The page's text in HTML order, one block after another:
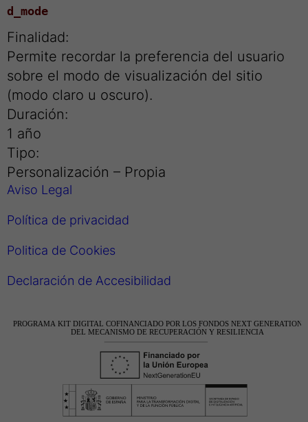
d_mode
Finalidad:
Permite recordar la preferencia del usuario
sobre el modo de visualización del sitio
(modo claro u oscuro).
Duración:
1 año
Tipo:
Personalización – Propia
Aviso Legal
Política de privacidad
Politica de Cookies
Declaración de Accesibilidad